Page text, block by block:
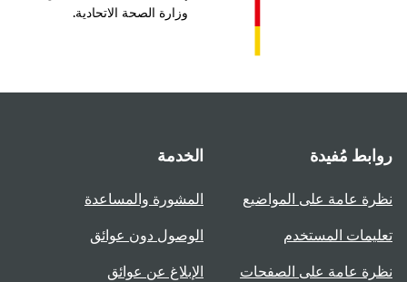
وزارة الصحة الاتحادية.
مُفيدة
عامة على المواضيع
المستخدم
عامة على الصفحات
الخدمة
المشورة والمساعدة
الوصول دون عوائق
الإبلاغ عن عوائق